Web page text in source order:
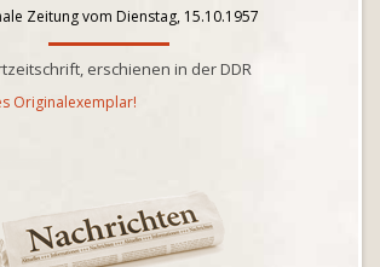
Zeitung vom Dienstag, 15.10.1957
erschienen in der DDR
Originalexemplar!